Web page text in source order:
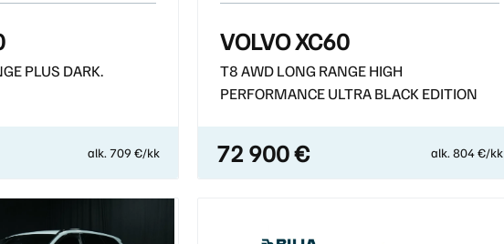
PLUS DARK.
alk. 709 €/kk
VOLVO XC60
T8 AWD LONG RANGE HIGH
PERFORMANCE ULTRA BLACK EDITION
72 900 € alk. 804 €/kk